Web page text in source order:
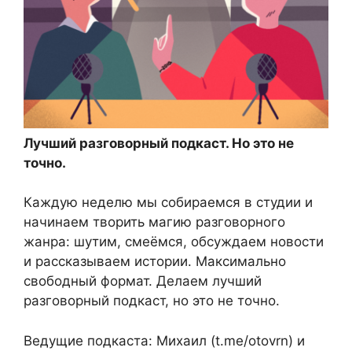
Лучший разговорный подкаст. Но это не
точно.
Каждую неделю мы собираемся в студии и
начинаем творить магию разговорного
жанра: шутим, смеёмся, обсуждаем новости
и рассказываем истории. Максимально
свободный формат. Делаем лучший
разговорный подкаст, но это не точно.
Ведущие подкаста: Михаил (t.me/otovrn) и